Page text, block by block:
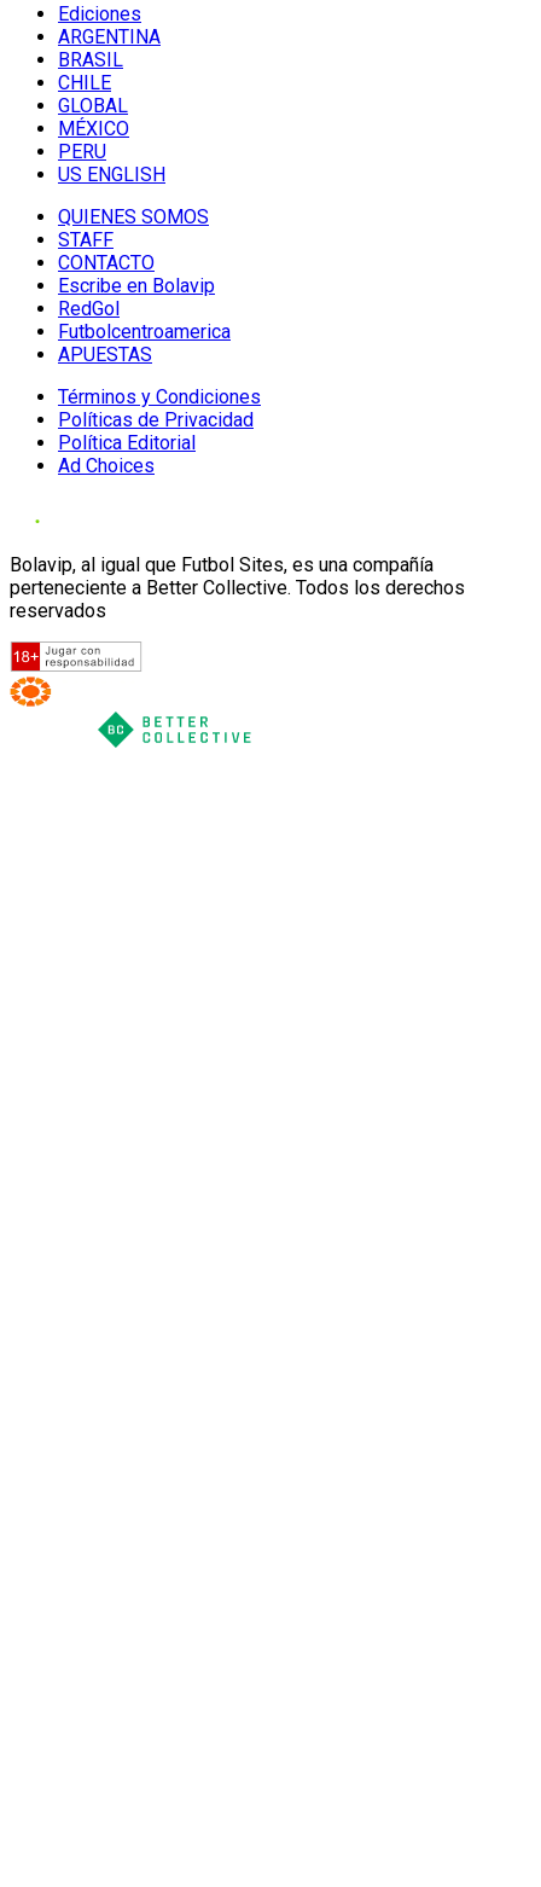
Ediciones
ARGENTINA
BRASIL
CHILE
GLOBAL
MÉXICO
PERU
US ENGLISH
QUIENES SOMOS
STAFF
CONTACTO
Escribe en Bolavip
RedGol
Futbolcentroamerica
APUESTAS
Términos y Condiciones
Políticas de Privacidad
Política Editorial
Ad Choices
Bolavip, al igual que Futbol Sites, es una compañía
perteneciente a Better Collective. Todos los derechos
reservados